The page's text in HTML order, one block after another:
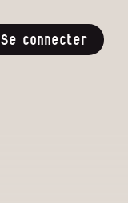
Se connecter